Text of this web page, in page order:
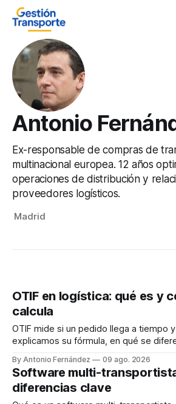
Antonio
Ex-responsable de compras de
multinacional europea. 12 años
operaciones de distribución y
proveedores logísticos.
Madrid
OTIF en logística: qué es y
calcula
OTIF mide si un pedido llega a tiempo
explicamos su fórmula, en qué se
By Antonio Fernández 09 ago. 2026
Software multi-
diferencias clave